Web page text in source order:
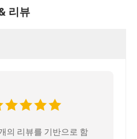
리뷰
의 리뷰를 기반으로 함